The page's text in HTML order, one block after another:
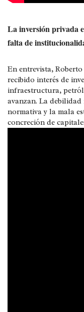
La inversión privada
falta de
En entrevista,
recibido interés de
infraestructura,
avanzan. La
normativa y la mala
concreción de